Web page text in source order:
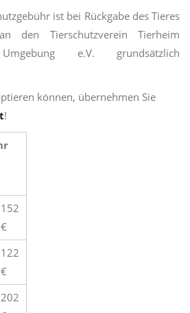
ist bei Rückgabe des Tieres
den Tierschutzverein Tierheim
e.V. grundsätzlich
können, übernehmen Sie
!
152
€
122
€
202